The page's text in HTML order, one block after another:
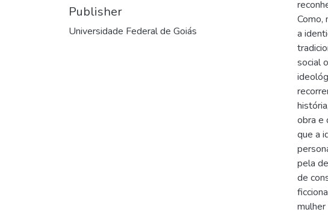
Publisher
Universidade Federal de Goiás
Como,
a
social
obra e
que a
pela
de